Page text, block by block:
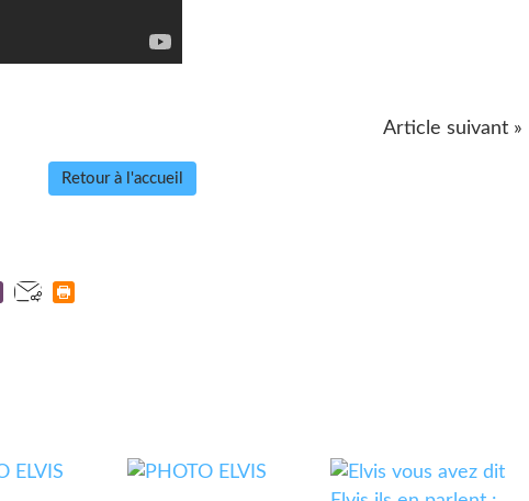
Article suivant »
Retour à l'accueil